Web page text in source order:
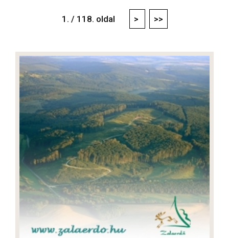
1. / 118. oldal > >>